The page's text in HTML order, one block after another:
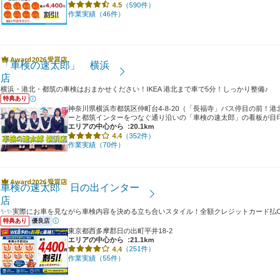
4.5 （590件）
作業実績（46件）
「車検の速太郎」 横浜
店
横浜・港北・都筑の車検はおまかせください！IKEA 港北まで車で5分！しっかり整備♪
特典あり
神奈川県横浜市都筑区仲町台4-8-20（「長福寺」バス停目の前！港
ーと都筑インターをつなぐ通り沿いの「車検の速太郎」の看板が目
エリアの中心から
:20.1km
4.4 （352件）
作業実績（70件）
車検の速太郎 日の出インター
店
✨✨実際にお車を見ながら車検内容を決める立ち合いスタイル！全額クレジットカード払
特典あり 優良店
東京都西多摩郡日の出町平井18-2
エリアの中心から
:21.1km
4.4 （251件）
作業実績（55件）